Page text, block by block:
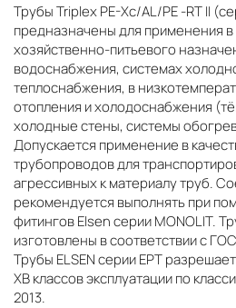
Трубы Triplex PE-Xc/AL/PE -RT II
предназначены для применения в
хозяйственно-питьевого
водоснабжения, системах
теплоснабжения, в
отопления и холодоснабжения
холодные стены, системы
Допускается применение в
трубопроводов для
агрессивных к материалу труб.
рекомендуется выполнять при
фитингов Elsen серии MONOLIT.
изготовлены в соответствии с
Трубы ELSEN серии EPT
ХВ классов эксплуатации по
2013.